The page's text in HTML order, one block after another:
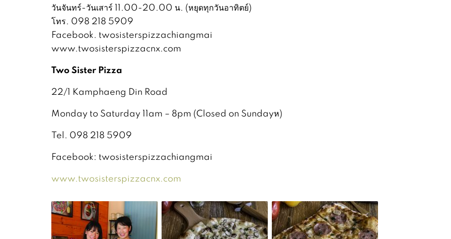
วันจันทร์-วันเสาร์ 11.00-20.00 น. (หยุดทุกวันอาทิตย์)
โทร. 098 218 5909
Facebook. twosisterspizzachiangmai
www.twosisterspizzacnx.com
Two Sister Pizza
22/1 Kamphaeng Din Road
Monday to Saturday 11am – 8pm (Closed on Sundayห)
Tel. 098 218 5909
Facebook: twosisterspizzachiangmai
www.twosisterspizzacnx.com